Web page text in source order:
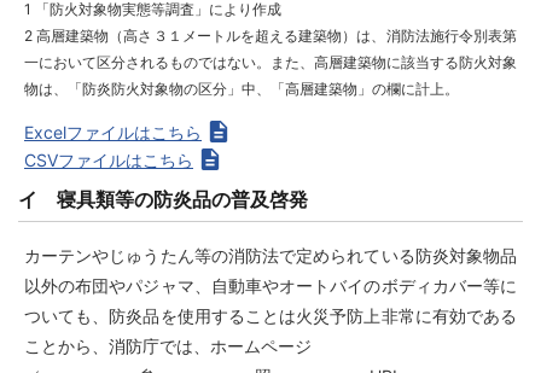
1 「防火対象物実態等調査」により作成
2 高層建築物（高さ３１メートルを超える建築物）は、消防法施行令別表第
一において区分されるものではない。また、高層建築物に該当する防火対象
物は、「防炎防火対象物の区分」中、「高層建築物」の欄に計上。
Excelファイルはこちら
CSVファイルはこちら
イ 寝具類等の防炎品の普及啓発
カーテンやじゅうたん等の消防法で定められている防炎対象物品
以外の布団やパジャマ、自動車やオートバイのボディカバー等に
ついても、防炎品を使用することは火災予防上非常に有効である
ことから、消防庁では、ホームページ